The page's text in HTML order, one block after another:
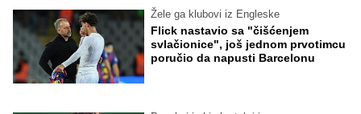
Žele ga klubovi iz Engleske
Flick nastavio sa "čišćenjem
svlačionice", još jednom prvotimcu
poručio da napusti Barcelonu